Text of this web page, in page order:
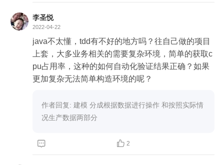
4. 为什么一定要快速看到绿灯?
1) 关注点分离,“终”已经由失败的测试确定,代码只要
通过“终”即可.
2) 代码硬编码,僵化,设计不好等问题,要么是“终”不
够多,要么是重构阶段的锅
3) 此阶段的目标:用尽可能简洁的代码使当前所有测
5. 为什么一定要重构?
PI一般是提前构思好的,偶有部分返工.
2) 识别代码坏味道,熟练运用重构方法/技巧/工具及
李圣悦
2022-04-22
java不太懂，tdd有不好的地方吗？往自己做的项目
上套，大多业务相关的需要复杂环境，简单的获取c
pu占用率，这种的如何自动化验证结果正确？如果
更加复杂无法简单构造环境的呢？
作者回复: 建模 分成根据数据进行操作 和按照实际情
况生产数据两部分
  2